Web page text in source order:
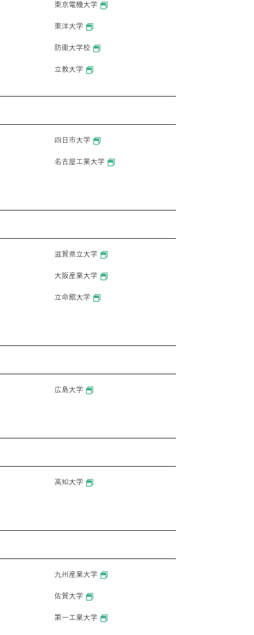
東京電機大学
東洋大学
防衛大学校
立教大学
四日市大学
名古屋工業大学
滋賀県立大学
大阪産業大学
立命館大学
広島大学
高知大学
九州産業大学
佐賀大学
第一工業大学